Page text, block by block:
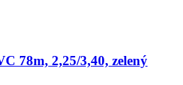
78m, 2,25/3,40, zelený